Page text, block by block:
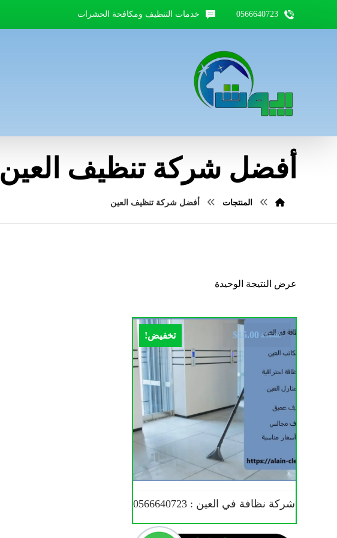
0566640723 خدمات التنظيف ومكافحة الحشرات
أفضل شركة تنظيف العين
المنتجات أفضل شركة تنظيف العين
عرض النتيجة الوحيدة
تخفيض!
شركة نظافة في العين : 0566640723
$35.00
$15.00